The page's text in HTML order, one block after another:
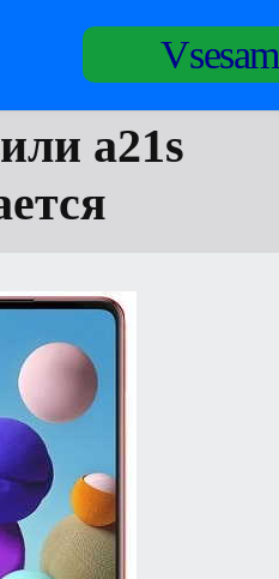
Vsesam
а21s